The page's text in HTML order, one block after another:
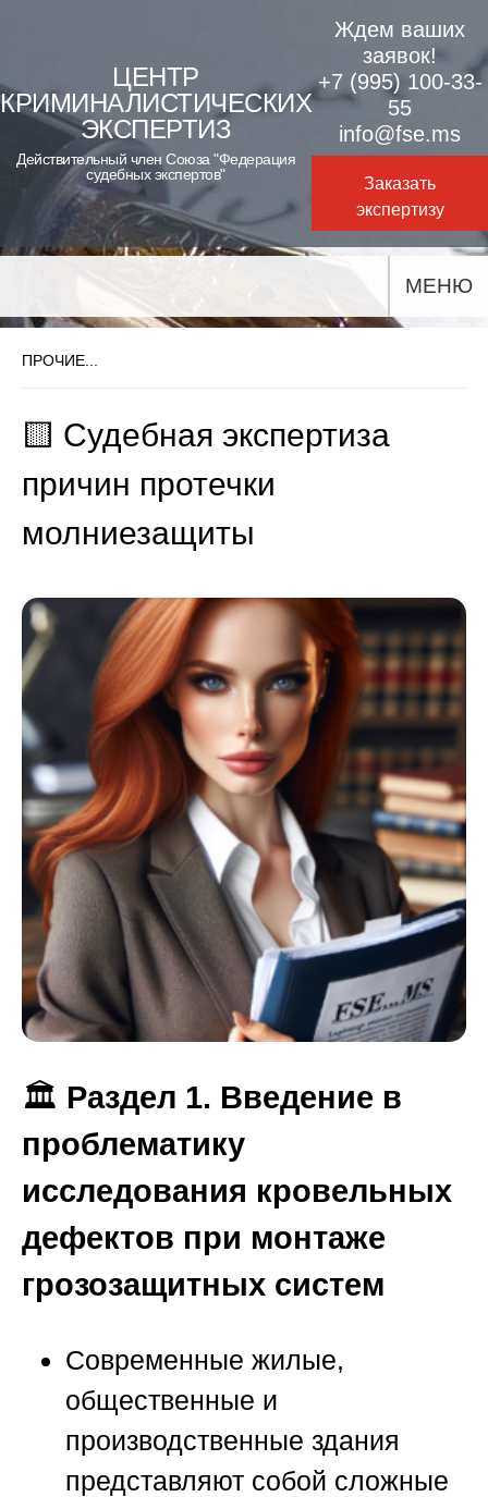
content
ЦЕНТР
КРИМИНАЛИСТИЧЕСКИХ
ЭКСПЕРТИЗ
Действительный член Союза "Федерация
судебных экспертов"
Ждем ваших
заявок!
+7 (995) 100-33-
55
info@fse.ms
Заказать
экспертизу
МЕНЮ
ПРОЧИЕ...
🟨 Судебная экспертиза
причин протечки
молниезащиты
🏛️ Раздел 1. Введение в
проблематику
исследования кровельных
дефектов при монтаже
грозозащитных систем
Современные жилые,
общественные и
производственные здания
представляют собой сложные